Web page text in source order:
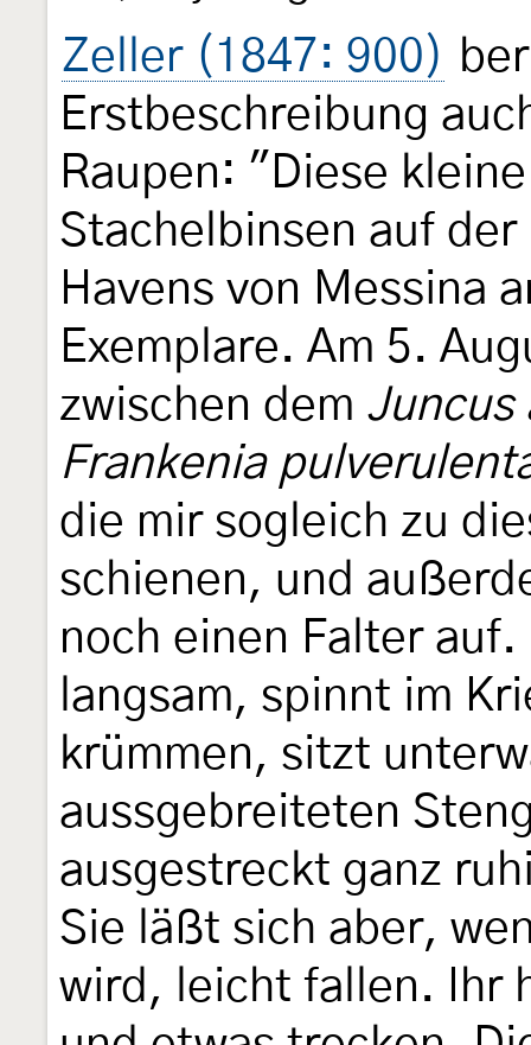
Zeller (1847: 900)
Erstbeschreibung
Raupen: "Diese
Stachelbinsen auf
Havens von Messina
Exemplare. Am 5.
zwischen dem Juncus
Frankenia
die mir sogleich zu
schienen, und
noch einen Falter
langsam, spinnt im
krümmen, sitzt
aussgebreiteten
ausgestreckt ganz
Sie läßt sich aber,
wird, leicht fallen. Ihr